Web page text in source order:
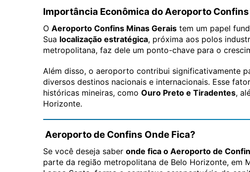
Importância Econômica do Aeroporto Confins
O Aeroporto Confins Minas Gerais tem um papel
Sua localização estratégica, próxima aos polos
metropolitana, faz dele um ponto-chave para o
Além disso, o aeroporto contribui significativamente
diversos destinos nacionais e internacionais. Esse
históricas mineiras, como Ouro Preto e Tiradentes,
Horizonte.
Aeroporto de Confins Onde Fica?
Se você deseja saber onde fica o Aeroporto de
parte da região metropolitana de Belo Horizonte, em